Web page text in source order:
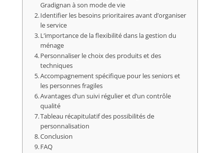
Gradignan à son mode de vie
Identifier les besoins prioritaires avant d’organiser
le service
L’importance de la flexibilité dans la gestion du
ménage
Personnaliser le choix des produits et des
techniques
Accompagnement spécifique pour les seniors et
les personnes fragiles
Avantages d’un suivi régulier et d’un contrôle
qualité
Tableau récapitulatif des possibilités de
personnalisation
Conclusion
FAQ